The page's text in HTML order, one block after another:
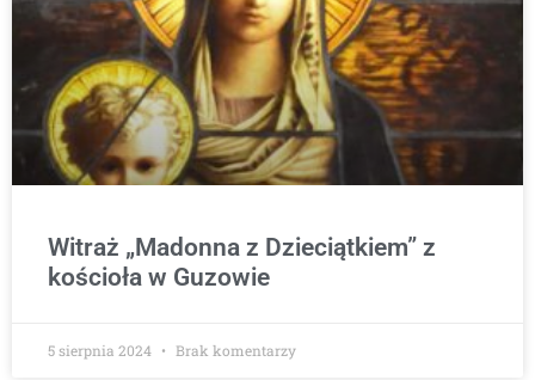
Witraż „Madonna z Dzieciątkiem” z
kościoła w Guzowie
5 sierpnia 2024 Brak komentarzy